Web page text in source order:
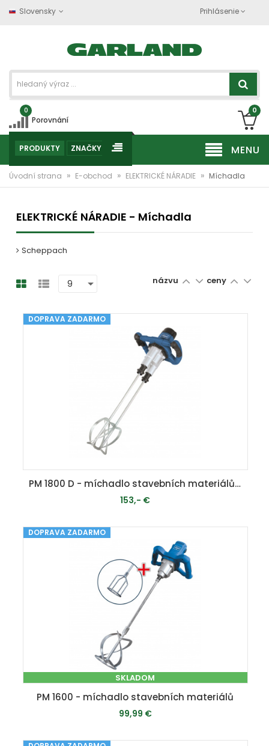
Slovensky Prihlásenie
0
Porovnání
0
MENU
PRODUKTY ZNAČKY
Úvodní strana » E-obchod » ELEKTRICKÉ NÁRADIE » Míchadla
ELEKTRICKÉ NÁRADIE - Míchadla
Scheppach
názvu ceny
DOPRAVA ZADARMO
PM 1800 D - míchadlo stavebních materiálů dvojmetlové
153,- €
MOMENTÁLNE VYPREDANÉ
DOPRAVA ZADARMO
SKLADOM
PM 1600 - míchadlo stavebních materiálů
99,99 €